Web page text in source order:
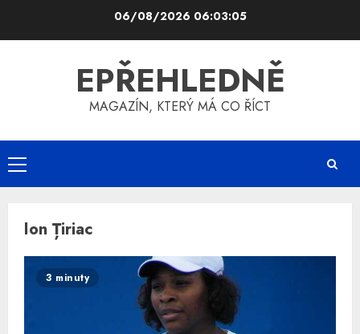
06/08/2026 06:03:05
EPŘEHLEDNĚ
MAGAZÍN, KTERÝ MÁ CO ŘÍCT
Primary
Menu
Ion Țiriac
3 minuty